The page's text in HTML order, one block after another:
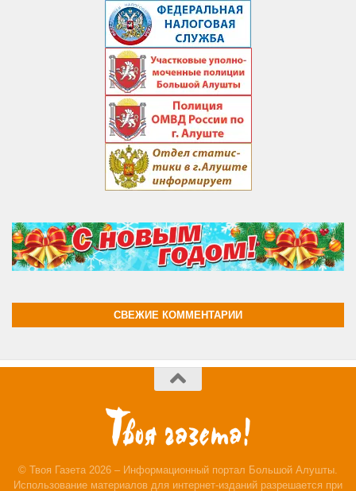
СВЕЖИЕ КОММЕНТАРИИ
© Твоя Газета 2026 – Информационный портал Большой Алушты.
Использование материалов для интернет-изданий разрешается при